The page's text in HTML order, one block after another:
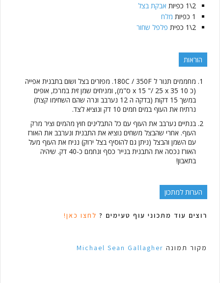
2\1
כפיות אבקת בצל
1 כפיות מלח
2\1
כפית פלפל שחור
הוראות
מחממים תנור ל 180C / 350F. מפזרים בצל ושום בתבנית אפייה
(כ 10 x 15 "/ 25 x 35 ס"מ), ומניחים שמן זית במרכז, אופים
במשך 15 דקות (בדקה ה 12 נערבב ונרה שהם השחימו קצת)
נרתיח את העוף במים חמים 10 דק ונוציא לצד.
בנתיים נערבב את העוף עם כל התבלינים חוץ מהמים וציר מרק
העוף. אחרי שהבצל משחים נוציא את התבנית ונערבב את האורז
עם השמן והבצל (ניתן גם להוסיף בצל ירוק) נניח את העוף מעל
האורז נכסה את התבנית בנייר כסף ונחמם כ-40 דק. שיהיה
בתאבון!
הערות למתכון
רוצים עוד מתכוני עוף טעימים ? לחצו כאן!
מקור תמונה Michael Sean Gallagher